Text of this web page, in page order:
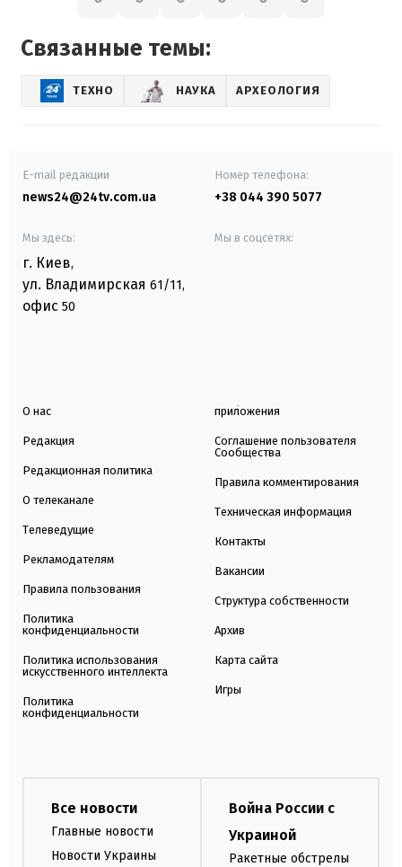
Связанные темы:
ТЕХНО НАУКА АРХЕОЛОГИЯ
E-mail редакции
news24@24tv.com.ua
Номер телефона:
+38 044 390 5077
Мы здесь:
г. Киев,
ул. Владимирская 61/11,
офис 50
Мы в соцсетях:
О нас
Редакция
Редакционная политика
О телеканале
Телеведущие
Рекламодателям
Правила пользования
Политика
конфиденциальности
Политика использования
искусственного интеллекта
Политика
конфиденциальности
приложения
Соглашение пользователя
Сообщества
Правила комментирования
Техническая информация
Контакты
Вакансии
Структура собственности
Архив
Карта сайта
Игры
Все новости
Главные новости
Новости Украины
Война России с
Украиной
Ракетные обстрелы